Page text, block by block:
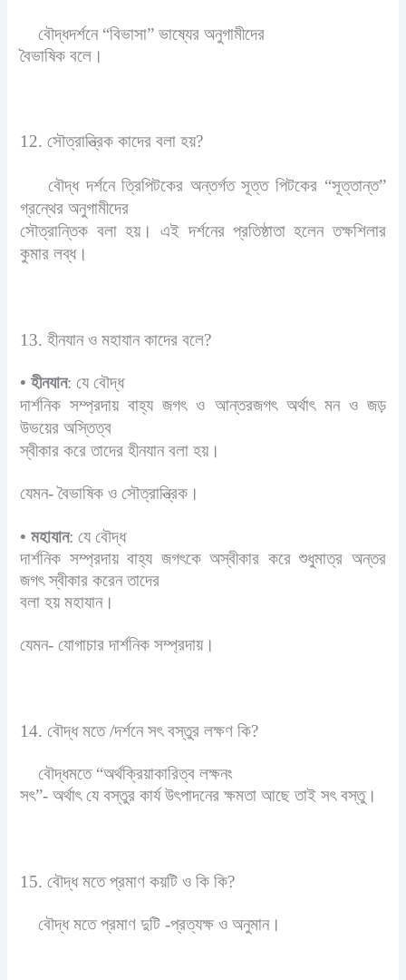
বৌদ্ধদর্শনে “বিভাসা” ভাষ্যের অনুগামীদের
বৈভাষিক বলে।
12. সৌত্রান্ত্রিক কাদের বলা হয়?
বৌদ্ধ দর্শনে ত্রিপিটকের অন্তর্গত সূত্ত পিটকের “সূত্তান্ত”
গ্রন্থের অনুগামীদের
সৌত্রান্তিক বলা হয়। এই দর্শনের প্রতিষ্ঠাতা হলেন তক্ষশিলার
কুমার লব্ধ।
13. হীনযান ও মহাযান কাদের বলে?
• হীনযান: যে বৌদ্ধ
দার্শনিক সম্প্রদায় বাহ্যজগৎ ও আন্তরজগৎ অর্থাৎ মন ও জড়
উভয়ের অস্তিত্ব
স্বীকার করে তাদের হীনযান বলা হয়।
যেমন- বৈভাষিক ও সৌত্রান্ত্রিক।
•মহাযান: যে বৌদ্ধ
দার্শনিক সম্প্রদায় বাহ্য জগৎকে অস্বীকার করে শুধুমাত্র অন্তর
জগৎ স্বীকার করেন তাদের
বলা হয় মহাযান।
যেমন- যোগাচার দার্শনিক সম্প্রদায়।
14. বৌদ্ধ মতে /দর্শনে সৎ বস্তুর লক্ষণ কি?
বৌদ্ধমতে “অর্থক্রিয়াকারিত্ব লক্ষনং
সৎ”- অর্থাৎ যে বস্তুর কার্য উৎপাদনের ক্ষমতা আছে তাই সৎ বস্তু।
15. বৌদ্ধ মতে প্রমাণ কয়টি ও কি কি?
বৌদ্ধ মতে প্রমাণ দুটি -প্রত্যক্ষ ও অনুমান।